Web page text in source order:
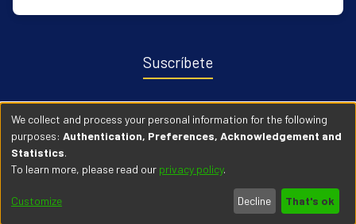
Suscríbete
Recibe notificaciones sobre nuevas publicaciones y eventos
relacionados con el repositorio. ingresa Aqui →
We collect and process your personal information for the following
purposes: Authentication, Preferences, Acknowledgement and
Statistics.
To learn more, please read our privacy policy.
Customize Decline That's ok